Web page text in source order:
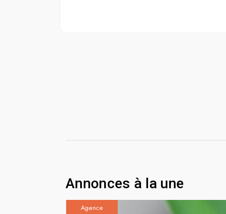
Annonces à la une
Agence